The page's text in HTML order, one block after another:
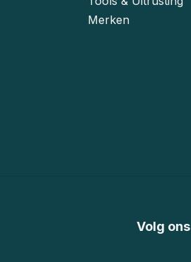
Merken
Volg ons